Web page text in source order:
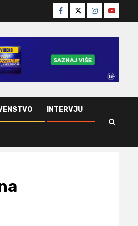
Facebook
TwitterInstagram
Youtube
INTERVJU